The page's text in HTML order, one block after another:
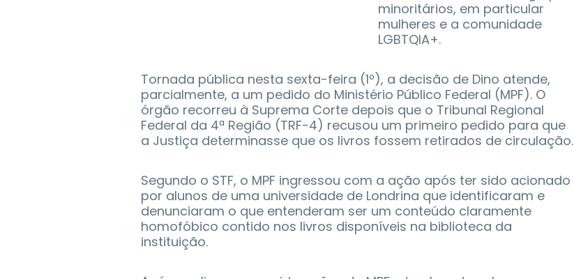
minoritários, em particular
mulheres e a comunidade
LGBTQIA+.
Tornada pública nesta sexta-feira (1º), a decisão de Dino atende,
parcialmente, a um pedido do Ministério Público Federal (MPF). O
órgão recorreu à Suprema Corte depois que o Tribunal Regional
Federal da 4ª Região (TRF-4) recusou um primeiro pedido para que
a Justiça determinasse que os livros fossem retirados de circulação.
Segundo o STF, o MPF ingressou com a ação após ter sido acionado
por alunos de uma universidade de Londrina que identificaram e
denunciaram o que entenderam ser um conteúdo claramente
homofóbico contido nos livros disponíveis na biblioteca da
instituição.